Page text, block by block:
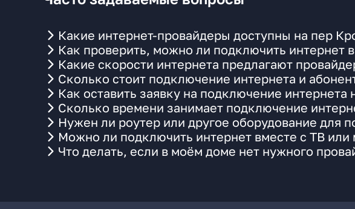
Какие интернет-провайдеры доступны на пер
Как проверить, можно ли подключить интернет
Какие скорости интернета предлагают
Сколько стоит подключение интернета и
Как оставить заявку на подключение интернета
Сколько времени занимает подключение
Нужен ли роутер или другое оборудование для
Можно ли подключить интернет вместе с ТВ
Что делать, если в моём доме нет нужного